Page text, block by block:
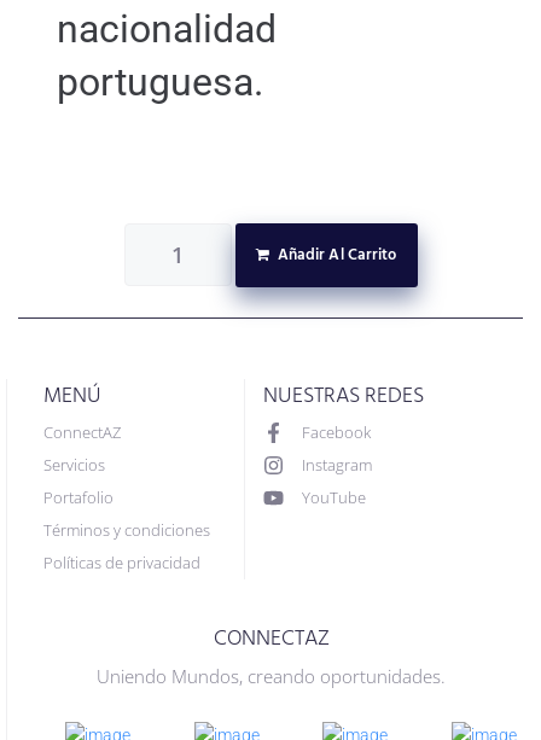
nacionalidad
portuguesa.
Añadir Al Carrito
MENÚ
ConnectAZ
Servicios
Portafolio
Términos y condiciones
Políticas de privacidad
NUESTRAS REDES
Facebook
Instagram
YouTube
CONNECTAZ
Uniendo Mundos, creando oportunidades.